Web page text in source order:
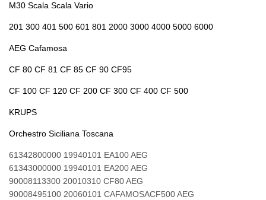
M30 Scala Scala Vario
201 300 401 500 601 801 2000 3000 4000 5000 6000
AEG Cafamosa
CF 80 CF 81 CF 85 CF 90 CF95
CF 100 CF 120 CF 200 CF 300 CF 400 CF 500
KRUPS
Orchestro Siciliana Toscana
61342800000 19940101 EA100 AEG
61343000000 19940101 EA200 AEG
90008113300 20010310 CF80 AEG
90008495100 20060101 CAFAMOSACF500 AEG